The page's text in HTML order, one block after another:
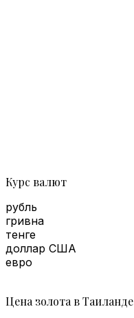
Курс валют
рубль
гривна
тенге
доллар США
евро
Цена золота в Таиланде